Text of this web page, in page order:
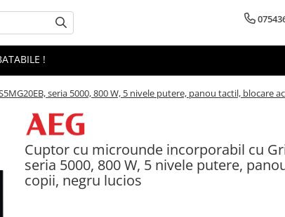
!
seria 5000, 800 W, 5 nivele putere, panou tactil, blocare
Cuptor cu microunde incorporabil cu
seria 5000, 800 W, 5 nivele putere,
copii, negru lucios